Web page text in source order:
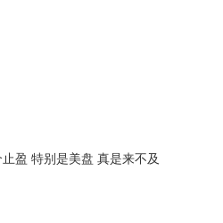
盈 特别是美盘 真是来不及